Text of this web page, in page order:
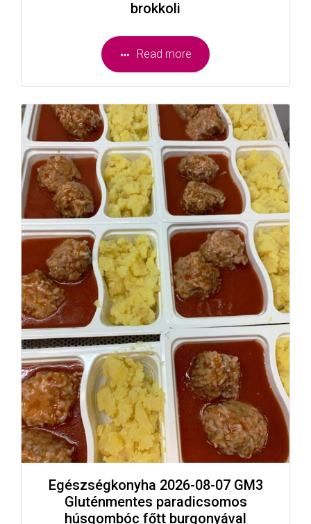
brokkoli
Read more
Egészségkonyha 2026-08-07 GM3
Gluténmentes paradicsomos
húsgombóc főtt burgonyával